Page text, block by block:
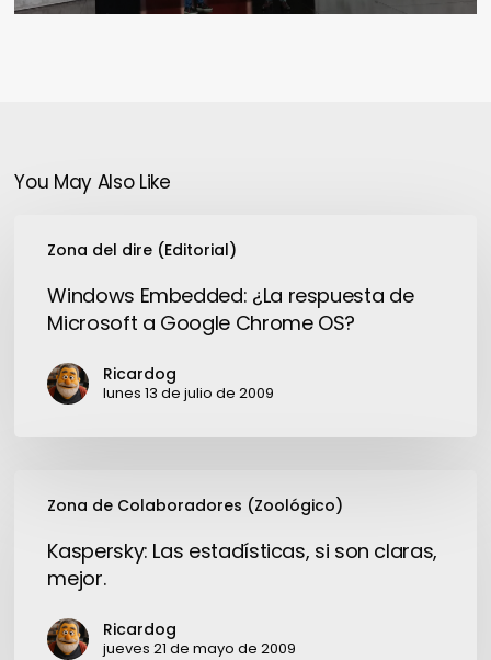
You May Also Like
Zona del dire (Editorial)
Embedded:
respuesta
Microsoft
Windows Embedded: ¿La respuesta de
Microsoft a Google Chrome OS?
Ricardog
lunes 13 de julio de 2009
Zona de Colaboradores (Zoológico)
claras,
mejor.
Kaspersky: Las estadísticas, si son claras,
mejor.
Ricardog
jueves 21 de mayo de 2009